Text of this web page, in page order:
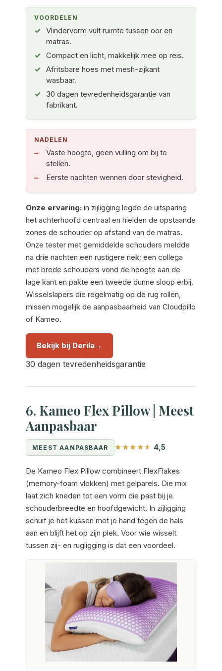
VOORDELEN
Vlindervorm vult ruimte tussen oor en
matras.
Compact en licht, makkelijk mee op reis.
Afritsbare hoes met mesh-zijkant
wasbaar.
30 dagen tevredenheidsgarantie van
fabrikant.
NADELEN
Vaste hoogte, geen vulling om bij te
stellen.
Eerste nachten wennen door stevigheid.
Onze ervaring: in zijligging legde de uitsparing
het achterhoofd centraal en hielden de opstaande
zones de schouder op afstand van de matras.
Onze tester met gemiddelde schouders meldde
na drie nachten een rustigere nek; een collega
met brede schouders vond de hoogte aan de
lage kant en pakte een tweede dunne sloop erbij.
Wisselslapers die regelmatig op de rug rollen,
missen mogelijk de aanpasbaarheid van Cloudpillo
of Kameo.
Bekijk bij Derila
30 dagen tevredenheidsgarantie
6. Kameo Flex Pillow | Meest
Aanpasbaar
MEEST AANPASBAAR 4,5
De Kameo Flex Pillow combineert FlexFlakes
(memory-foam vlokken) met gelparels. Die mix
laat zich kneden tot een vorm die past bij je
schouderbreedte en hoofdgewicht. In zijligging
schuif je het kussen met je hand tegen de hals
aan en blijft het op zijn plek. Voor wie wisselt
tussen zij- en rugligging is dat een voordeel.